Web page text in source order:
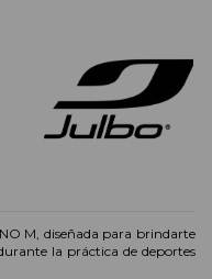
M, diseñada para brindarte
la práctica de deportes